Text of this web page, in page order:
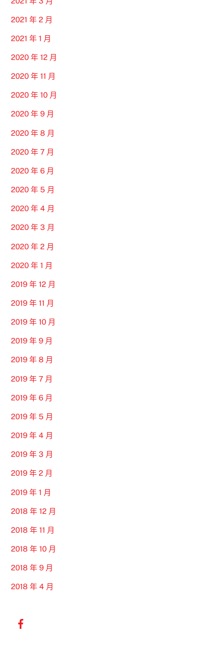
2021 年 2 月
2021 年 1 月
2020 年 12 月
2020 年 11 月
2020 年 10 月
2020 年 9 月
2020 年 8 月
2020 年 7 月
2020 年 6 月
2020 年 5 月
2020 年 4 月
2020 年 3 月
2020 年 2 月
2020 年 1 月
2019 年 12 月
2019 年 11 月
2019 年 10 月
2019 年 9 月
2019 年 8 月
2019 年 7 月
2019 年 6 月
2019 年 5 月
2019 年 4 月
2019 年 3 月
2019 年 2 月
2019 年 1 月
2018 年 12 月
2018 年 11 月
2018 年 10 月
2018 年 9 月
2018 年 4 月